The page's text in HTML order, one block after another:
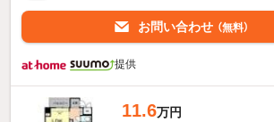
お問い合わせ （無料）
提供
11.6万円